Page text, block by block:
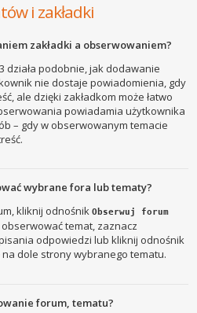
i zakładki
zakładki a obserwowaniem?
działa podobnie, jak dodawanie
nie dostaje powiadomienia, gdy
ale dzięki zakładkom może łatwo
powiadamia użytkownika
– gdy w obserwowanym temacie
wybrane fora lub tematy?
kliknij odnośnikObserwuj forum
temat, zaznacz
odpowiedzi lub kliknij odnośnik
na dole strony wybranego tematu.
forum, tematu?